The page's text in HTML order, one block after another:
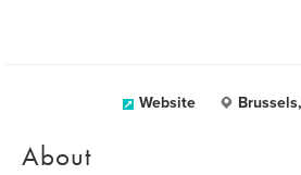
Website
About